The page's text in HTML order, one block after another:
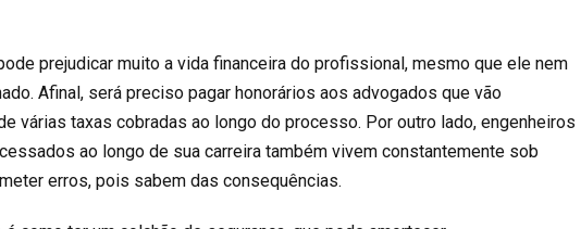
prejudicar muito a vida financeira do profissional, mesmo que ele nem
Afinal, será preciso pagar honorários aos advogados que vão
várias taxas cobradas ao longo do processo. Por outro lado, engenheiros
ao longo de sua carreira também vivem constantemente sob
erros, pois sabem das consequências.